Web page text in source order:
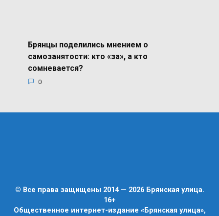
Брянцы поделились мнением о
самозанятости: кто «за», а кто
сомневается?
0
© Все права защищены 2014 — 2026 Брянская улица.
16+
Общественное интернет-издание «Брянская улица»,